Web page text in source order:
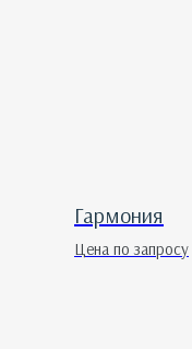
Гармония
Цена по запросу